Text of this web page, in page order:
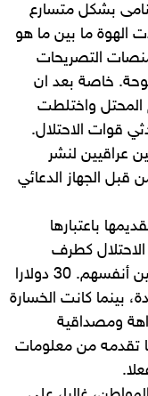
بشكل متسارع
في 2003. اذ ازدادت الهوة ما بين ما هو
التصريحات
خاصة بعد ان
واختلطت
قوات الاحتلال.
عراقيين لنشر
قبل الجهاز الدعائي
باعتبارها
الاحتلال كطرف
إنساني محايد في «الاقتتال» بين العراقيين أنفسهم. 30 دولارا
بينما كانت الخسارة
ومصداقية
تقدمه من معلومات